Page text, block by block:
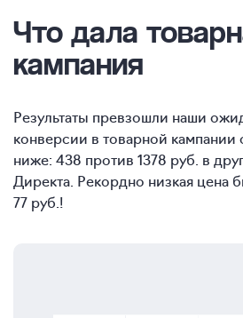
Что дала
кампания
Результаты превзошли наши
конверсии в товарной кампании
ниже: 438 против 1378 руб. в
Директа. Рекордно низкая цена
77 руб.!